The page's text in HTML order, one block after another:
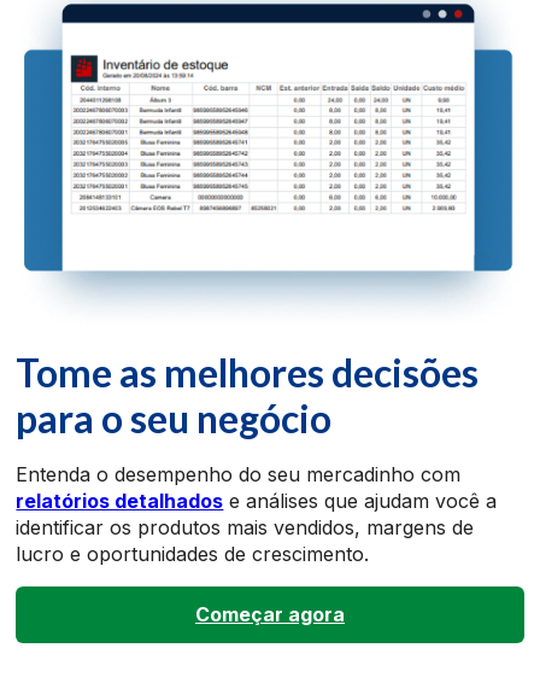
Tome as melhores decisões
para o seu negócio
Entenda o desempenho do seu mercadinho com
relatórios detalhados e análises que ajudam você a
identificar os produtos mais vendidos, margens de
lucro e oportunidades de crescimento.
Começar agora